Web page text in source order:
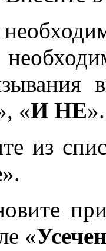
«И НЕ».
из
».
«